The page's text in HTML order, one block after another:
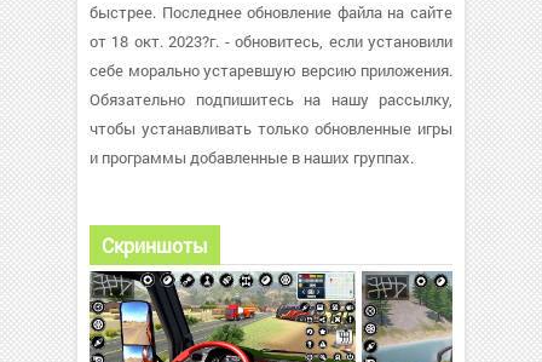
быстрее. Последнее обновление файла на сайте
от 18 окт. 2023?г. - обновитесь, если установили
себе морально устаревшую версию приложения.
Обязательно подпишитесь на нашу рассылку,
чтобы устанавливать только обновленные игры
и программы добавленные в наших группах.
Скриншоты